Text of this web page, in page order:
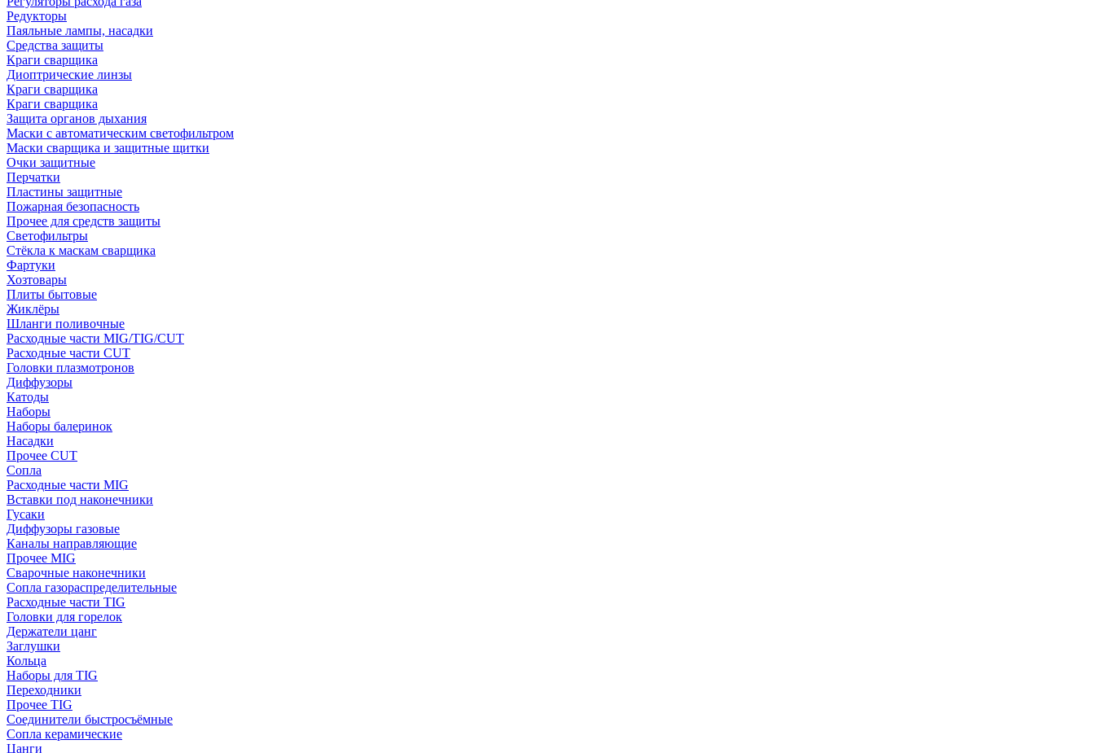
Редукторы
Паяльные лампы, насадки
Средства защиты
Краги сварщика
Диоптрические линзы
Краги сварщика
Краги сварщика
Защита органов дыхания
Маски с автоматическим светофильтром
Маски сварщика и защитные щитки
Очки защитные
Перчатки
Пластины защитные
Пожарная безопасность
Прочее для средств защиты
Светофильтры
Стёкла к маскам сварщика
Фартуки
Хозтовары
Плиты бытовые
Жиклёры
Шланги поливочные
Расходные части MIG/TIG/CUT
Расходные части CUT
Головки плазмотронов
Диффузоры
Катоды
Наборы
Наборы балеринок
Насадки
Прочее CUT
Сопла
Расходные части MIG
Вставки под наконечники
Гусаки
Диффузоры газовые
Каналы направляющие
Прочее MIG
Сварочные наконечники
Сопла газораспределительные
Расходные части TIG
Головки для горелок
Держатели цанг
Заглушки
Кольца
Наборы для TIG
Переходники
Прочее TIG
Соединители быстросъёмные
Сопла керамические
Цанги